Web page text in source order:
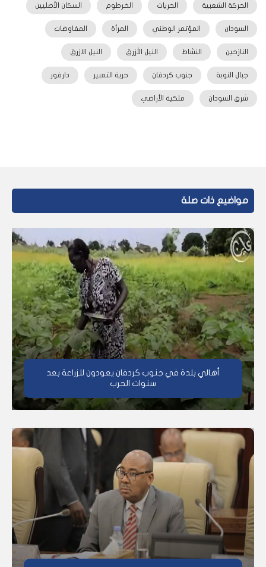
الحركة الشعبية الحريات الخرطوم السكان الأصليين
السودان المؤتمر الوطني المرأة المفاوضات
النازحين النشاط النيل الأزرق النيل الازرق
جبال النوبة جنوب كردفان حرية التعبير دارفور
شرق السودان ملكية الأراضي
مواضيع ذات صلة
أهالي بلدة في جنوب كردفان يعودون للزراعة بعد
سنوات الحرب